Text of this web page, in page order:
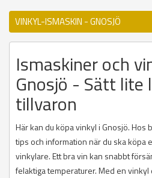
VINKYL-ISMASKIN - GNOSJÖ
Ismaskiner och
Gnosjö - Sätt lite
tillvaron
Här kan du köpa vinkyl i Gnosjö. Hos
tips och information när du ska köpa
vinkylare. Ett bra vin kan snabbt
felaktiga temperaturer. Med en